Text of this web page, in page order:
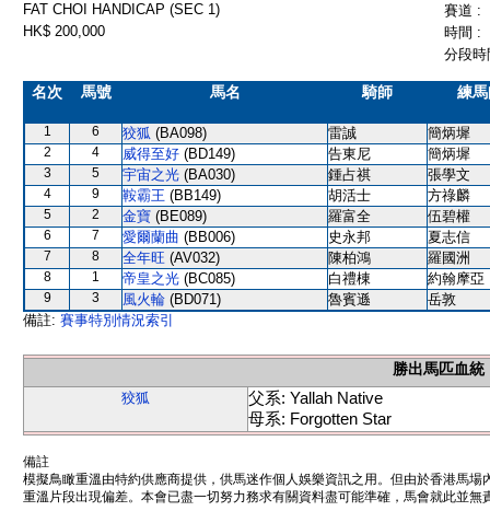
FAT CHOI HANDICAP (SEC 1)
賽道 :
HK$ 200,000
時間 :
分段
名次 馬號 馬名 騎師 練
1 6 狡狐 (BA098) 雷誠 簡炳墀
2 4 威得至好 (BD149) 告東尼 簡炳墀
3 5 宇宙之光 (BA030) 鍾占祺 張學文
4 9 鞍霸王 (BB149) 胡活士 方祿麟
5 2 金寶 (BE089) 羅富全 伍碧權
6 7 愛爾蘭曲 (BB006) 史永邦 夏志信
7 8 全年旺 (AV032) 陳柏鴻 羅國洲
8 1 帝皇之光 (BC085) 白禮棟 約翰摩亞
9 3 風火輪 (BD071) 魯賓遜
岳敦
備註: 賽事特別情況索引
勝出馬匹血統
狡狐
父系: Yallah Native
母系: Forgotten Star
備註
模擬鳥瞰重溫由特約供應商提供，供馬迷作個人娛樂資訊之用。但由於香港馬
重溫片段出現偏差。本會已盡一切努力務求有關資料盡可能準確，馬會就此並